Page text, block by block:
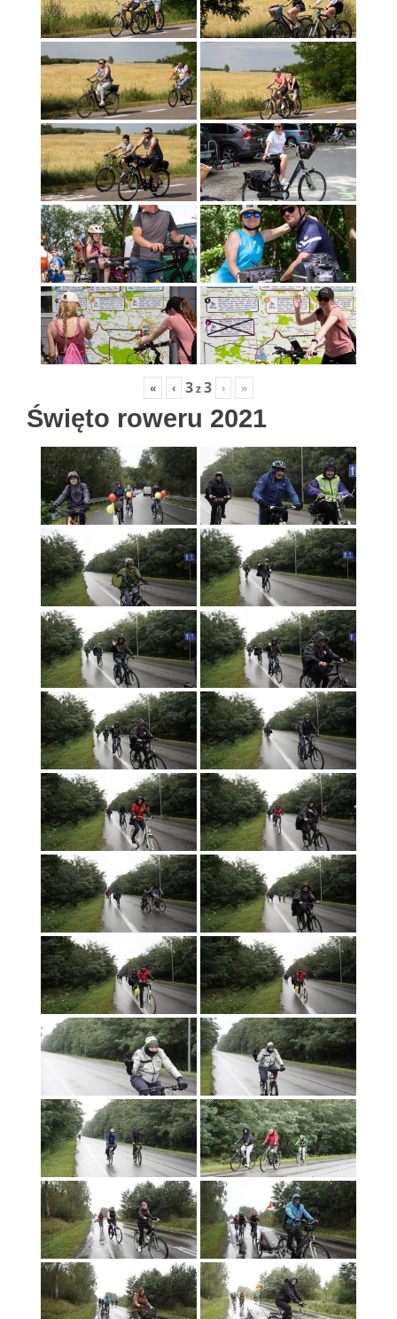
« ‹ 3z3 › »
Święto roweru 2021